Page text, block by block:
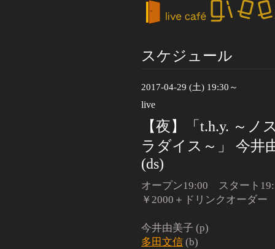
スケジュール
2017-04-29 (土) 19:30～
live
【夜】「t.h.y. ～
ラダイス～」 今井
(ds)
オープン19:00 スタート
￥2000＋ドリンクオーダー
今井由美子 (p)
多田文信 (b)